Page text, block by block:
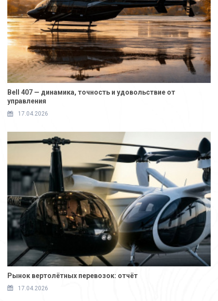
Bell 407 — динамика, точность и удовольствие от
управления
17.04.2026
Рынок вертолётных перевозок: отчёт
17.04.2026